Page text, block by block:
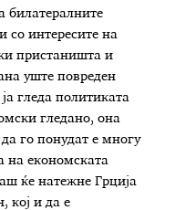
билатералните
со интересите на
пристаништа и
уште повреден
гледа политиката
гледано, она
го понудат е многу
на економската
ќе натежне Грција
кој и да е